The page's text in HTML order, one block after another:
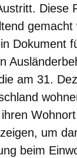
Diese
Dokument
am 31.
, um
beim